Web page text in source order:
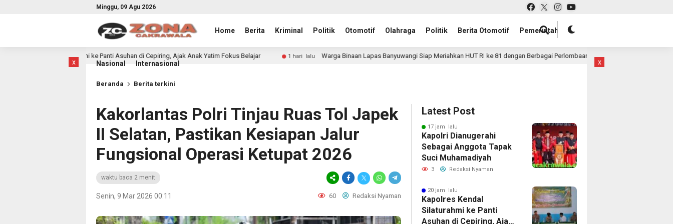
Minggu, 09 Agu 2026
Home Berita Kriminal Politik Otomotif Olahraga Politik Berita Otomotif Pemerintah
Nasional Internasional
x
ke Panti Asuhan di Cepiring, Ajak Anak Yatim Fokus Belajar 1 hari lalu Warga Binaan Lapas Banyuwangi Siap Meriahkan HUT RI ke 81 dengan Berbagai Perlombaan 1 hari lalu Tujuh Pegawai Lapas Kelas IIA
Beranda Berita terkini
Kakorlantas Polri Tinjau Ruas Tol Japek
II Selatan, Pastikan Kesiapan Jalur
Fungsional Operasi Ketupat 2026
waktu baca 2 menit
Senin, 9 Mar 2026 00:11 60 Redaksi Nyaman
Latest Post
17 jam lalu
Kapolri Dianugerahi
Sebagai Anggota Tapak
Suci Muhamadiyah
3 Redaksi Nyaman
20 jam lalu
Kapolres Kendal
Silaturahmi ke Panti
Asuhan di Cepiring, Ajak
x